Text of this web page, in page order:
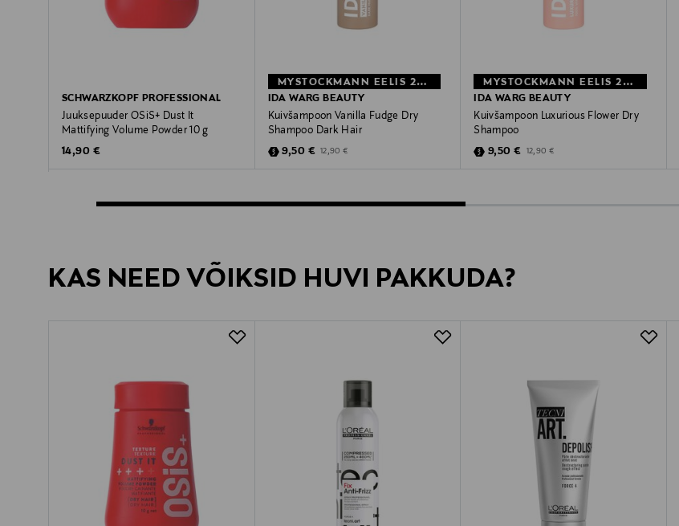
SCHWARZKOPF PROFESSIONAL
Juuksepuuder OSiS+ Dust It
Mattifying Volume Powder 10 g
Original Price
14,90 €
MYSTOCKMANN EELIS 26%
IDA WARG BEAUTY
Kuivšampoon Vanilla Fudge Dry
Shampoo Dark Hair
Discounted Price
9,50 € Original Price
12,90 €
MYSTOCKMANN EELIS 26%
IDA WARG BEAUTY
Kuivšampoon Luxurious Flower Dry
Shampoo
Discounted Price
9,50 € Original Price
12,90 €
KAS NEED VÕIKSID HUVI PAKKUDA?